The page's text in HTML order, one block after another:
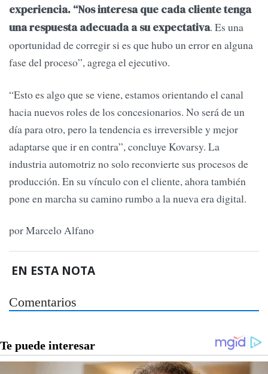
experiencia. “Nos interesa que cada cliente tenga
una respuesta adecuada a su expectativa. Es una
oportunidad de corregir si es que hubo un error en alguna
fase del proceso”, agrega el ejecutivo.
“Esto es algo que se viene, estamos orientando el canal
hacia nuevos roles de los concesionarios. No será de un
día para otro, pero la tendencia es irreversible y mejor
adaptarse que ir en contra”, concluye Kovarsy. La
industria automotriz no solo reconvierte sus procesos de
producción. En su vínculo con el cliente, ahora también
pone en marcha su camino rumbo a la nueva era digital.
por Marcelo Alfano
EN ESTA NOTA
Comentarios